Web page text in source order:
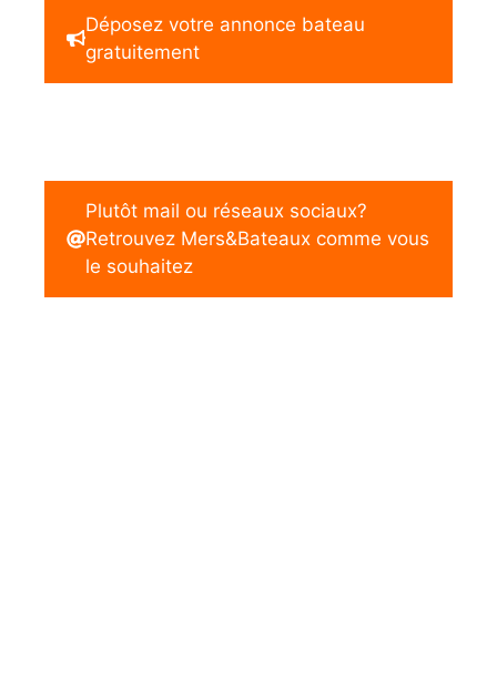
Déposez votre annonce bateau
gratuitement
Plutôt mail ou réseaux sociaux?
Retrouvez Mers&Bateaux comme vous
le souhaitez